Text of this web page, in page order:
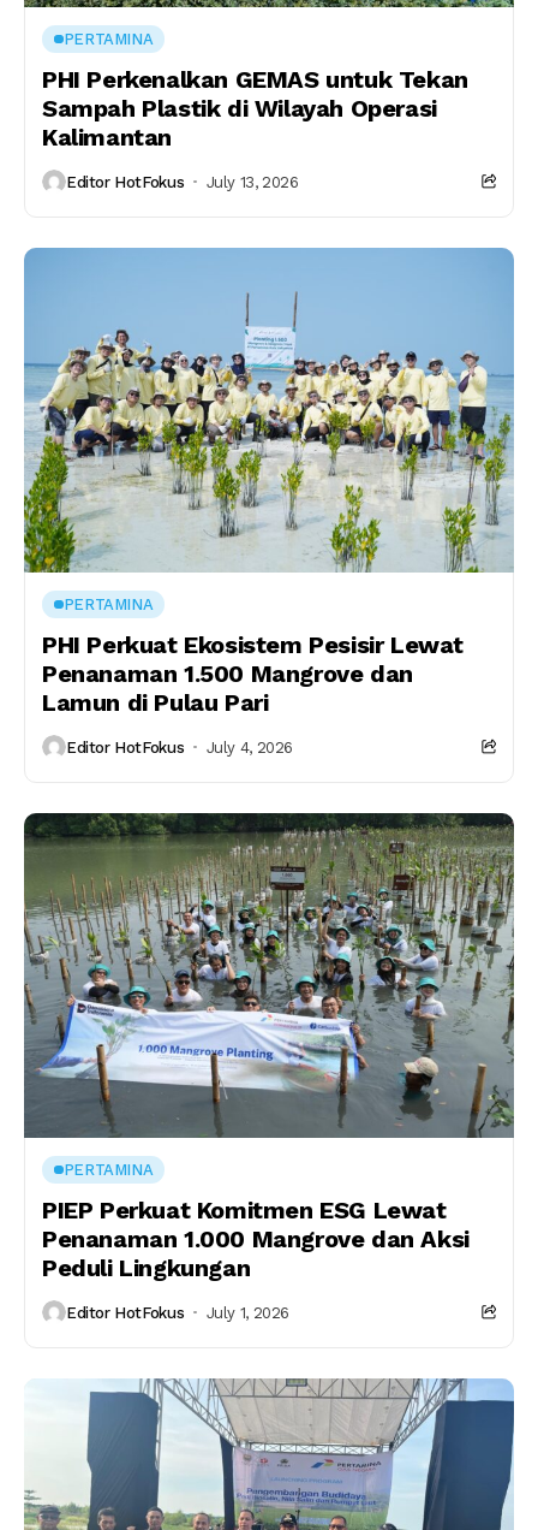
PERTAMINA
PHI Perkenalkan GEMAS untuk Tekan
Sampah Plastik di Wilayah Operasi
Kalimantan
Editor HotFokus July 13, 2026
PERTAMINA
PHI Perkuat Ekosistem Pesisir Lewat
Penanaman 1.500 Mangrove dan
Lamun di Pulau Pari
Editor HotFokus July 4, 2026
PERTAMINA
PIEP Perkuat Komitmen ESG Lewat
Penanaman 1.000 Mangrove dan Aksi
Peduli Lingkungan
Editor HotFokus July 1, 2026